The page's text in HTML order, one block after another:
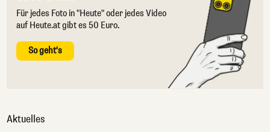
Für jedes Foto in "Heute" oder jedes Video
auf Heute.at gibt es 50 Euro.
So geht's
Aktuelles